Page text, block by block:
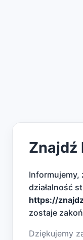
Znajdź
Informujemy,
działalność
https://
zostaje
Dziękujemy